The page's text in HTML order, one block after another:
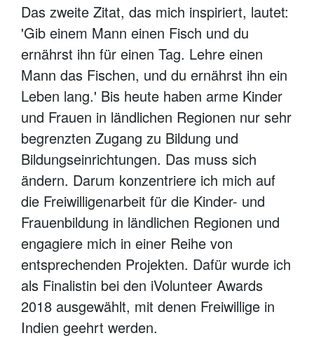
Das zweite Zitat, das mich inspiriert, lautet:
'Gib einem Mann einen Fisch und du
ernährst ihn für einen Tag. Lehre einen
Mann das Fischen, und du ernährst ihn ein
Leben lang.' Bis heute haben arme Kinder
und Frauen in ländlichen Regionen nur sehr
begrenzten Zugang zu Bildung und
Bildungseinrichtungen. Das muss sich
ändern. Darum konzentriere ich mich auf
die Freiwilligenarbeit für die Kinder- und
Frauenbildung in ländlichen Regionen und
engagiere mich in einer Reihe von
entsprechenden Projekten. Dafür wurde ich
als Finalistin bei den iVolunteer Awards
2018 ausgewählt, mit denen Freiwillige in
Indien geehrt werden.